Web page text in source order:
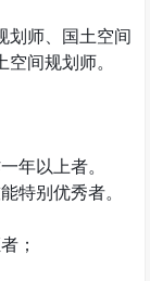
划师、国土空间
间规划师。
年以上者。
特别优秀者。
；